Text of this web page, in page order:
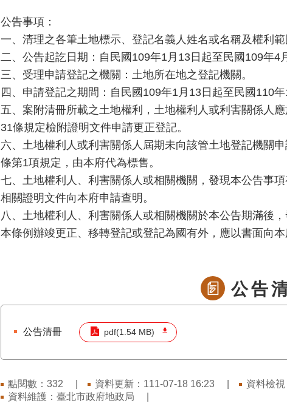
公告事項：
一、清理之各筆土地標示、登記名義人姓名或名稱及權利
二、公告起訖日期：自民國109年1月13日起至民國109年4
三、受理申請登記之機關：土地所在地之登記機關。
四、申請登記之期間：自民國109年1月13日起至民國110年
五、案附清冊所載之土地權利，土地權利人或利害關係人
31條規定檢附證明文件申請更正登記。
六、土地權利人或利害關係人屆期未向該管土地登記機關
條第1項規定，由本府代為標售。
七、土地權利人、利害關係人或相關機關，發現本公告事
相關證明文件向本府申請查明。
八、土地權利人、利害關係人或相關機關於本公告期滿後
本條例辦竣更正、移轉登記或登記為國有外，應以書面向本
公告
公告清冊 pdf(1.54 MB)
點閱數： 332 資料更新：111-07-18 16:23
資料檢
資料維護：臺北市政府地政局